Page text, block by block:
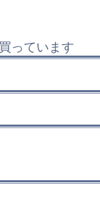
っています